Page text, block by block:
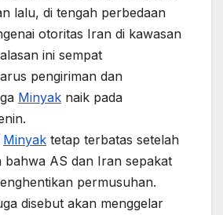
lalu, di tengah perbedaan
otoritas Iran di kawasan
ini sempat
pengiriman dan
Minyak naik pada
Minyak tetap terbatas setelah
AS dan Iran sepakat
permusuhan.
disebut akan menggelar